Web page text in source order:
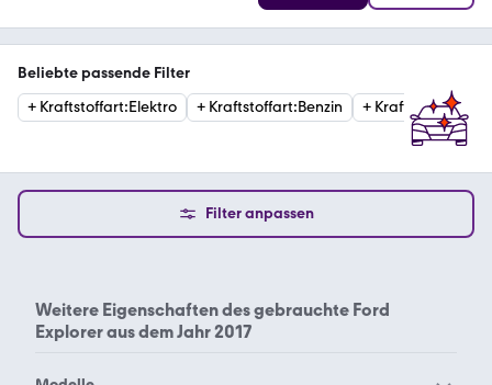
Beliebte passende Filter
+ Kraftstoffart:Elektro + Kraftstoffart:Benzin + Kraftstoffart:
Filter anpassen
Weitere Eigenschaften desgebrauchte Ford
Explorer aus dem Jahr 2017